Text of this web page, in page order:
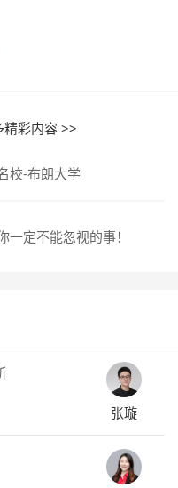
精彩内容 >>
校-布朗大学
定不能忽视的事！
张璇